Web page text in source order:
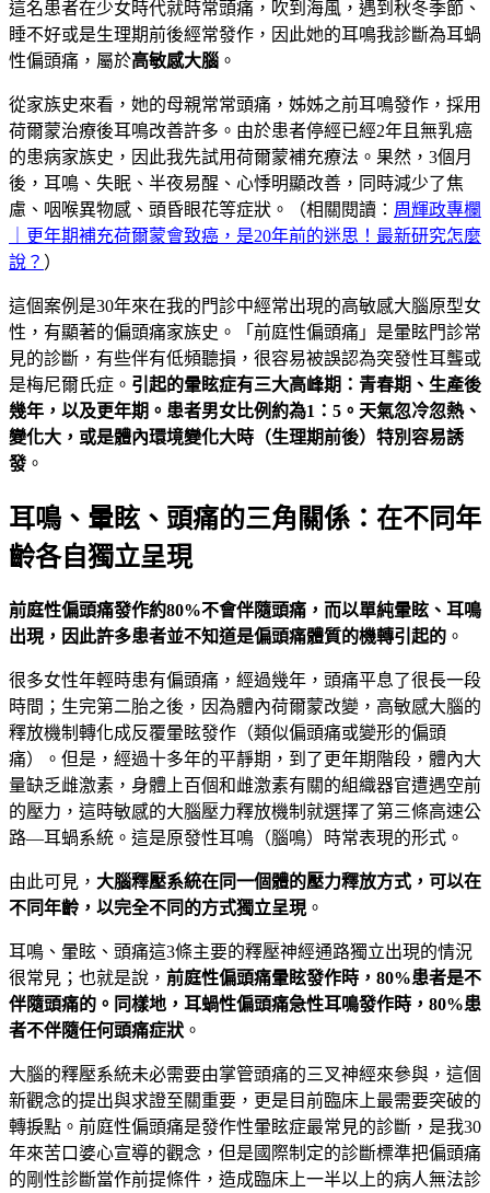
這名患者在少女時代就時常頭痛，吹到海風，遇到秋冬季節、
睡不好或是生理期前後經常發作，因此她的耳鳴我診斷為耳蝸
性偏頭痛，屬於高敏感大腦 。
從家族史來看，她的母親常常頭痛，姊姊之前耳鳴發作，採用
荷爾蒙治療後耳鳴改善許多。由於患者停經已經2年且無乳癌
的患病家族史，因此我先試用荷爾蒙補充療法。果然，3個月
後，耳鳴、失眠、半夜易醒、心悸明顯改善，同時減少了焦
慮、咽喉異物感、頭昏眼花等症狀。（相關閱讀： 周輝政專欄
｜更年期補充荷爾蒙會致癌，是20年前的迷思！最新研究怎麼
說？ ）
這個案例是30年來在我的門診中經常出現的高敏感大腦原型女
性，有顯著的偏頭痛家族史。「前庭性偏頭痛」是暈眩門診常
見的診斷，有些伴有低頻聽損，很容易被誤認為突發性耳聾或
是梅尼爾氏症。 引起的暈眩症有三大高峰期：青春期、生產後
幾年，以及更年期。患者男女比例約為1 ：5 。天氣忽冷忽熱、
變化大，或是體內環境變化大時（生理期前後）特別容易誘
發 。
耳鳴、暈眩、頭痛的三角關係：在不同年
齡各自獨立呈現
前庭性偏頭痛發作約80%不會伴隨頭痛，而以單純暈眩、耳鳴
出現，因此許多患者並不知道是偏頭痛體質的機轉引起的 。
很多女性年輕時患有偏頭痛，經過幾年，頭痛平息了很長一段
時間；生完第二胎之後，因為體內荷爾蒙改變，高敏感大腦的
釋放機制轉化成反覆暈眩發作（類似偏頭痛或變形的偏頭
痛）。但是，經過十多年的平靜期，到了更年期階段，體內大
量缺乏雌激素，身體上百個和雌激素有關的組織器官遭遇空前
的壓力，這時敏感的大腦壓力釋放機制就選擇了第三條高速公
路—耳蝸系統。這是原發性耳鳴（腦鳴）時常表現的形式。
由此可見， 大腦釋壓系統在同一個體的壓力釋放方式，可以在
不同年齡，以完全不同的方式獨立呈現。
耳鳴、暈眩、頭痛這3條主要的釋壓神經通路獨立出現的情況
很常見；也就是說， 前庭性偏頭痛暈眩發作時， 80%患者是不
伴隨頭痛的。同樣地，耳蝸性偏頭痛急性耳鳴發作時，80%患
者不伴隨任何頭痛症狀 。
大腦的釋壓系統未必需要由掌管頭痛的三叉神經來參與，這個
新觀念的提出與求證至關重要，更是目前臨床上最需要突破的
轉捩點。前庭性偏頭痛是發作性暈眩症最常見的診斷，是我30
年來苦口婆心宣導的觀念，但是國際制定的診斷標準把偏頭痛
的剛性診斷當作前提條件，造成臨床上一半以上的病人無法診